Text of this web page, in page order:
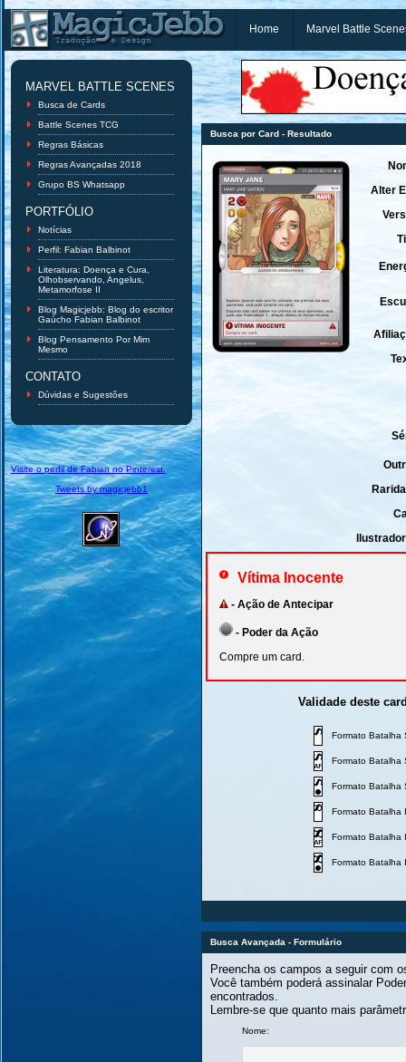
Home Marvel Battle
MARVEL BATTLE SCENES
Busca de Cards
Battle Scenes TCG
Regras Básicas
Regras Avançadas 2018
Grupo BS Whatsapp
PORTFÓLIO
Notícias
Perfil: Fabian Balbinot
Literatura: Doença e Cura,
Olhobservando, Angelus,
Metamorfose II
Blog Magicjebb: Blog do escritor
Gaúcho Fabian Balbinot
Blog Pensamento Por Mim
Mesmo
CONTATO
Dúvidas e Sugestões
Visite o perfil de Fabian no Pinterest.
Tweets by magicjebb1
Busca por Card - Resultado
Alter
Vítima Inocente
- Ação de Antecipar
- Poder da Ação
Compre um card.
Validade deste
Formato Batalha
Formato Batalha
Formato Batalha
Formato Batalha
Formato Batalha
Formato Batalha
Busca Avançada - Formulário
Preencha os campos a seguir com
Você também poderá assinalar
encontrados.
Lembre-se que quanto mais
Nome: